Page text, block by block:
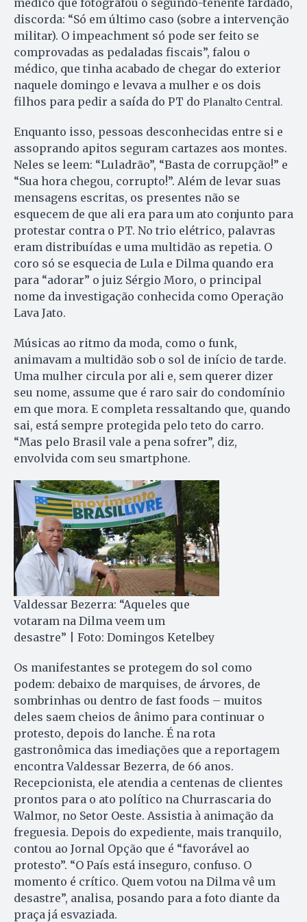
discorda: “Só em último caso (sobre a intervenção
militar). O impeachment só pode ser feito se
comprovadas as pedaladas fiscais”, falou o
médico, que tinha acabado de chegar do exterior
naquele domingo e levava a mulher e os dois
filhos para pedir a saída do PT do Planalto Central.
Enquanto isso, pessoas desconhecidas entre si e
assoprando apitos seguram cartazes aos montes.
Neles se leem: “Luladrão”, “Basta de corrupção!” e
“Sua hora chegou, corrupto!”. Além de levar suas
mensagens escritas, os presentes não se
esquecem de que ali era para um ato conjunto para
protestar contra o PT. No trio elétrico, palavras
eram distribuídas e uma multidão as repetia. O
coro só se esquecia de Lula e Dilma quando era
para “adorar” o juiz Sérgio Moro, o principal
nome da investigação conhecida como Operação
Lava Jato.
Músicas ao ritmo da moda, como o funk,
animavam a multidão sob o sol de início de tarde.
Uma mulher circula por ali e, sem querer dizer
seu nome, assume que é raro sair do condomínio
em que mora. E completa ressaltando que, quando
sai, está sempre protegida pelo teto do carro.
“Mas pelo Brasil vale a pena sofrer”, diz,
envolvida com seu smartphone.
Valdessar Bezerra: “Aqueles que
votaram na Dilma veem um
desastre” | Foto: Domingos Ketelbey
Os manifestantes se protegem do sol como
podem: debaixo de marquises, de árvores, de
sombrinhas ou dentro de fast foods – muitos
deles saem cheios de ânimo para continuar o
protesto, depois do lanche. É na rota
gastronômica das imediações que a reportagem
encontra Valdessar Bezerra, de 66 anos.
Recepcionista, ele atendia a centenas de clientes
prontos para o ato político na Churrascaria do
Walmor, no Setor Oeste. Assistia à animação da
freguesia. Depois do expediente, mais tranquilo,
contou ao Jornal Opção que é “favorável ao
protesto”. “O País está inseguro, confuso. O
momento é crítico. Quem votou na Dilma vê um
desastre”, analisa, posando para a foto diante da
praça já esvaziada.